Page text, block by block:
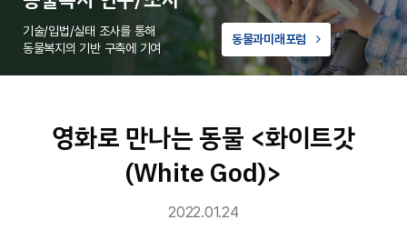
기술/입법/실태 조사를 통해
동물복지의 기반 구축에 기여
동물과미래포럼
영화로 만나는 동물 <화이트갓
(White God)>
2022.01.24